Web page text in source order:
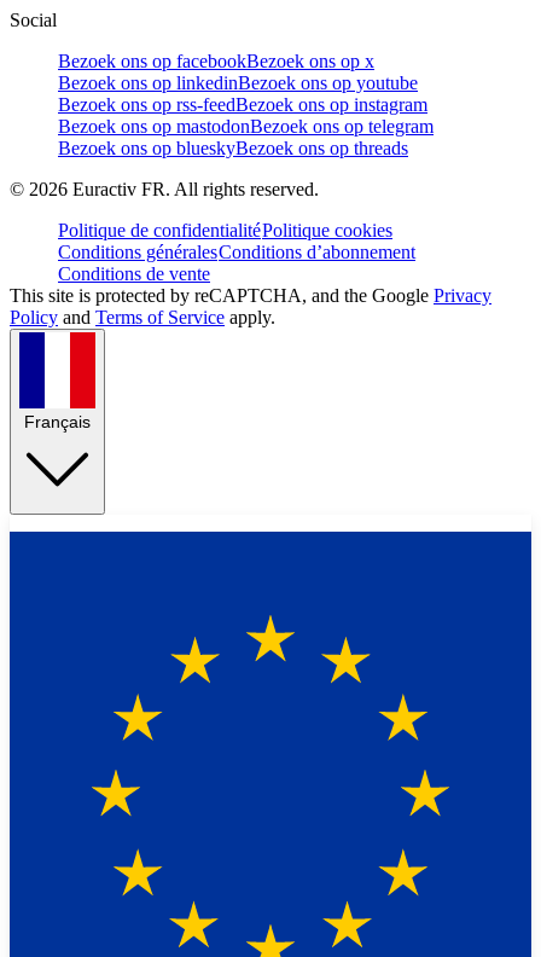
Social
Bezoek ons op facebookBezoek ons op x
Bezoek ons op linkedinBezoek ons op youtube
Bezoek ons op rss-feedBezoek ons op instagram
Bezoek ons op mastodonBezoek ons op telegram
Bezoek ons op blueskyBezoek ons op threads
© 2026 Euractiv FR. All rights reserved.
Politique de confidentialitéPolitique cookies
Conditions généralesConditions d’abonnement
Conditions de vente
This site is protected by reCAPTCHA, and the Google Privacy
Policy and Terms of Service apply.
Français